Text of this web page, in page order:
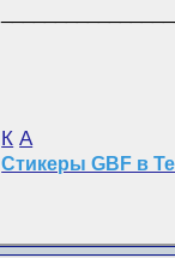
К А
Стикеры GBF в